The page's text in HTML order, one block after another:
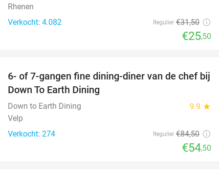
Rhenen
Verkocht: 4.082
Regulier €31,50
€25,50
36%
6- of 7-gangen fine dining-diner van de chef bij
Down To Earth Dining
Down to Earth Dining 9.9 star
Velp
Verkocht: 274
Regulier €84,50
€54,50